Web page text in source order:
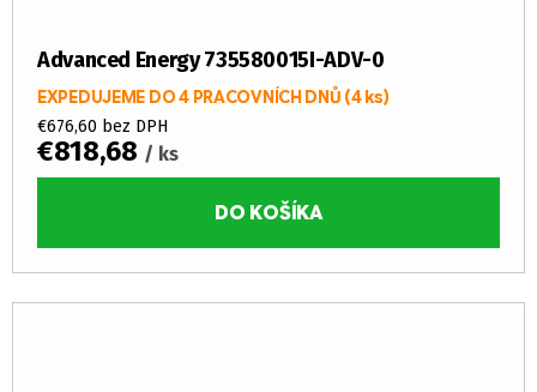
Advanced Energy 735580015I-ADV-0
EXPEDUJEME DO 4 PRACOVNÍCH DNŮ (4 ks)
€676,60 bez DPH
€818,68 / ks
DO KOŠÍKA